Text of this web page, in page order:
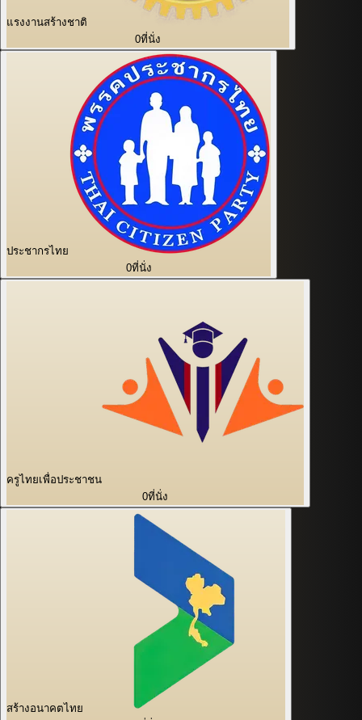
แรงงานสร้างชาติ
0ที่นั่ง
ประชากรไทย
0ที่นั่ง
ครูไทยเพื่อประชาชน
0ที่นั่ง
สร้างอนาคตไทย